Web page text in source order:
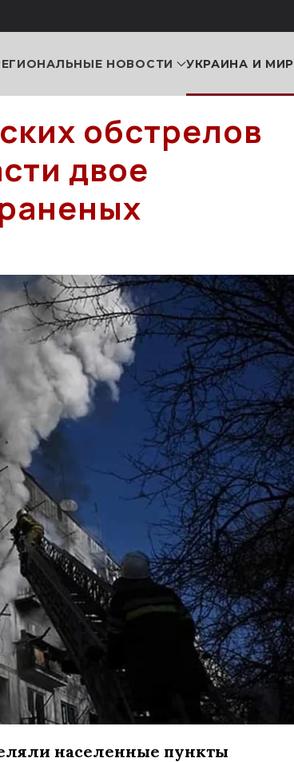
НОВОСТИ УКРАИНА И МИР
обстрелов
двое
населенные пункты